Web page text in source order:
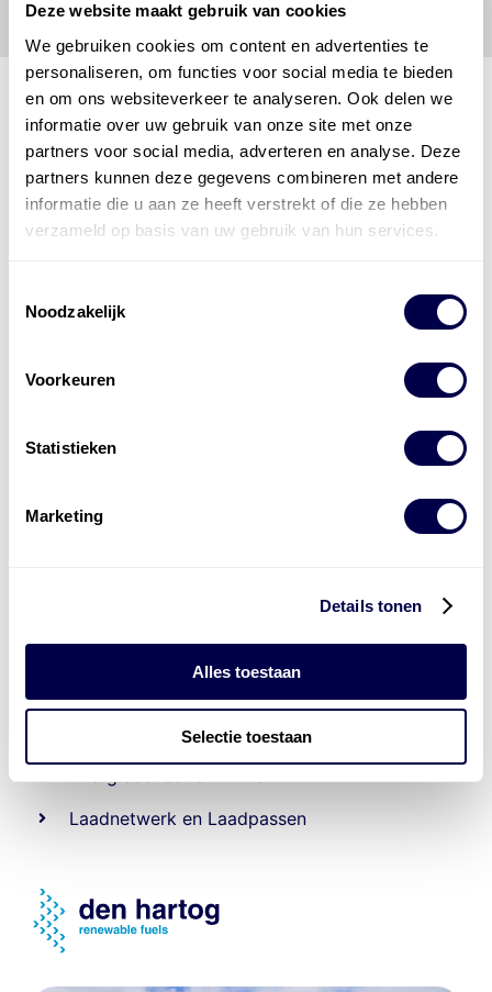
Deze website maakt gebruik van cookies
We gebruiken cookies om content en advertenties te
personaliseren, om functies voor social media te bieden
en om ons websiteverkeer te analyseren. Ook delen we
informatie over uw gebruik van onze site met onze
partners voor social media, adverteren en analyse. Deze
partners kunnen deze gegevens combineren met andere
informatie die u aan ze heeft verstrekt of die ze hebben
verzameld op basis van uw gebruik van hun services.
Noodzakelijk
Voorkeuren
Statistieken
Marketing
Details tonen
Alles toestaan
Selectie toestaan
Den Hartog Energies
bestaat uitvier divisies
accu oplossingen
Installatie van laadinfra en accu’s
Laadnetwerk en Laadpassen